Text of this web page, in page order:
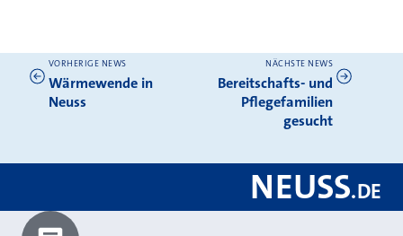
Weitere News
VORHERIGE NEWS
Wärmewende in
Neuss
NÄCHSTE NEWS
Bereitschafts- und
Pflegefamilien
gesucht
NEUSS.DE